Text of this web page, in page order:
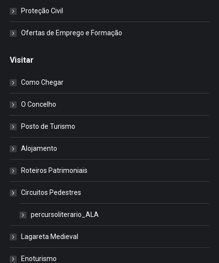
Proteção Civil
Ofertas de Emprego e Formação
Visitar
Como Chegar
O Concelho
Posto de Turismo
Alojamento
Roteiros Patrimoniais
Circuitos Pedestres
percursoliterario_ALA
Lagareta Medieval
Enoturismo